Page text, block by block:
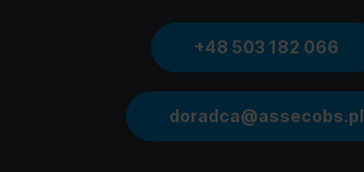
+48 503 182 066
doradca@assecobs.pl